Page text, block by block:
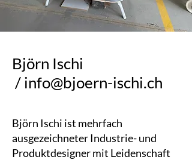
Björn Ischi
/info@bjoern-ischi.ch
Björn Ischi ist mehrfach
ausgezeichneter Industrie- und
Produktdesigner mit Leidenschaft